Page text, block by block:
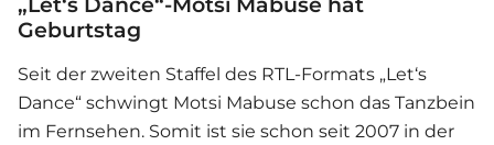
Geburtstag
Seit der zweiten Staffel des RTL-Formats „Let‘s
Dance“ schwingt Motsi Mabuse schon das Tanzbein
im Fernsehen. Somit ist sie schon seit 2007 in der